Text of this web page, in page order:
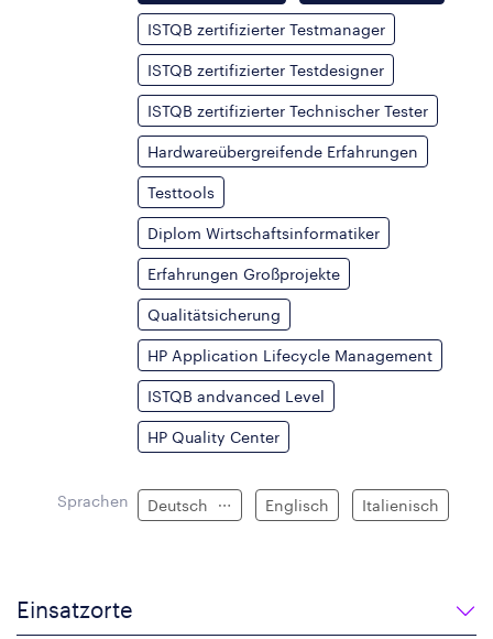
ISTQB zertifizierter Testmanager
ISTQB zertifizierter Testdesigner
ISTQB zertifizierter Technischer Tester
Hardwareübergreifende Erfahrungen
Testtools
Diplom Wirtschaftsinformatiker
Erfahrungen Großprojekte
Qualitätsicherung
HP Application Lifecycle Management
ISTQB andvanced Level
HP Quality Center
Sprachen Deutsch Englisch Italienisch
Einsatzorte